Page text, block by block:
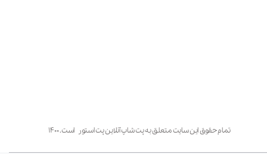
تمام حقوق این سایت متعلق به پت شاپ آنلاین پت استور است. ۱۴۰۰